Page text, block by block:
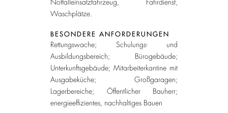
Notfalleinsatzfahrzeug, Fahrdienst,
Waschplätze.
BESONDERE ANFORDERUNGEN
Rettungswache; Schulungs- und
Ausbildungsbereich; Bürogebäude;
Unterkunftsgebäude; Mitarbeiterkantine mit
Ausgabeküche; Großgaragen;
Lagerbereiche; Öffentlicher Bauherr;
energieeffizientes, nachhaltiges Bauen